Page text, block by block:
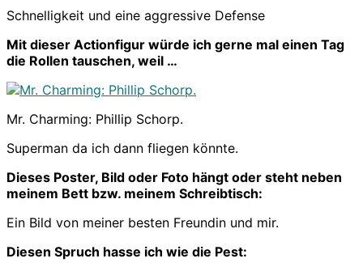
Schnelligkeit und eine aggressive Defense
Mit dieser Actionfigur würde ich gerne mal einen Tag
die Rollen tauschen, weil …
Mr. Charming: Phillip Schorp.
Superman da ich dann fliegen könnte.
Dieses Poster, Bild oder Foto hängt oder steht neben
meinem Bett bzw. meinem Schreibtisch:
Ein Bild von meiner besten Freundin und mir.
Diesen Spruch hasse ich wie die Pest: